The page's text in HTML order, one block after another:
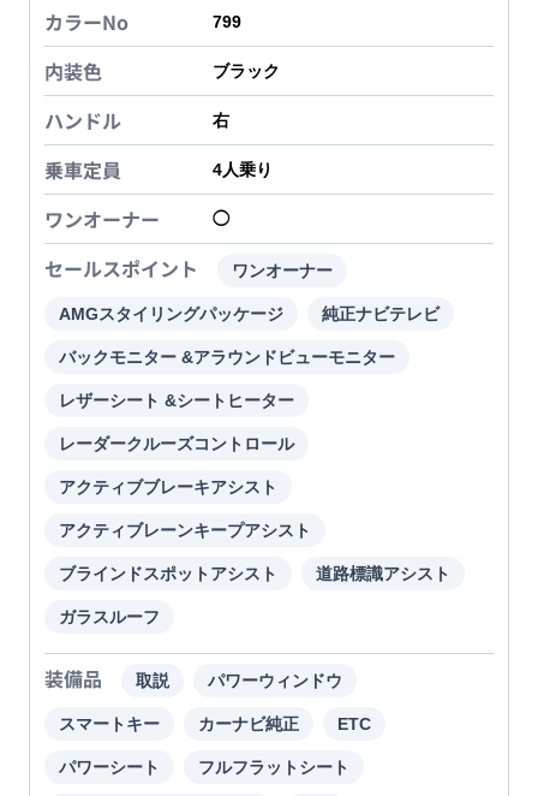
カラーNo 799
内装色 ブラック
ハンドル 右
乗車定員 4人乗り
ワンオーナー ◯
セールスポイント ワンオーナー
AMGスタイリングパッケージ 純正ナビテレビ
バックモニター &アラウンドビューモニター
レザーシート &シートヒーター
レーダークルーズコントロール
アクティブブレーキアシスト
アクティブレーンキープアシスト
ブラインドスポットアシスト 道路標識アシスト
ガラスルーフ
装備品 取説 パワーウィンドウ
スマートキー カーナビ純正 ETC
パワーシート フルフラットシート